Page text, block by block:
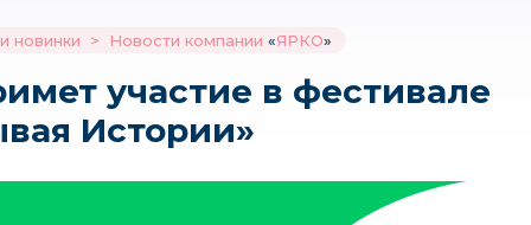
новинки > Новости компании «ЯРКО»
участие в фестивале
Истории»